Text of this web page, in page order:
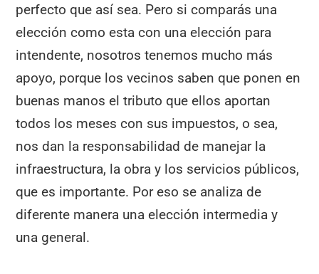
perfecto que así sea. Pero si comparás una
elección como esta con una elección para
intendente, nosotros tenemos mucho más
apoyo, porque los vecinos saben que ponen en
buenas manos el tributo que ellos aportan
todos los meses con sus impuestos, o sea,
nos dan la responsabilidad de manejar la
infraestructura, la obra y los servicios públicos,
que es importante. Por eso se analiza de
diferente manera una elección intermedia y
una general.